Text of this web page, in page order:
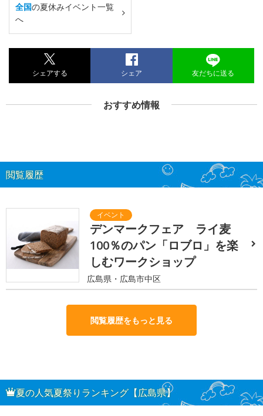
全国の夏休みイベント一覧
へ
シェアする シェア 友だちに送る
おすすめ情報
閲覧履歴
デンマークフェア ライ麦
100％のパン「ロブロ」を楽
しむワークショップ
広島県・広島市中区
閲覧履歴をもっと見る
夏の人気夏祭りランキング【広島県】